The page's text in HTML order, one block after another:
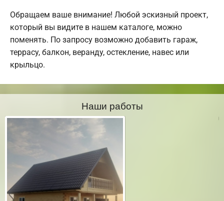
Обращаем ваше внимание! Любой эскизный проект,
который вы видите в нашем каталоге, можно
поменять. По запросу возможно добавить гараж,
террасу, балкон, веранду, остекление, навес или
крыльцо.
Наши работы